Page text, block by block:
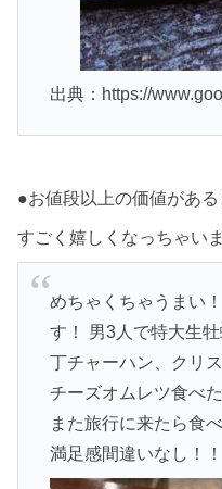
出典：https://
●お値段以上の価値がある
すごく嬉しくなっちゃい
めちゃくちゃうまい
す！ 男3人で特大生
丁チャーハン、クリ
チーズオムレツ食べ
また旅行に来たら食
満足感間違いなし！！